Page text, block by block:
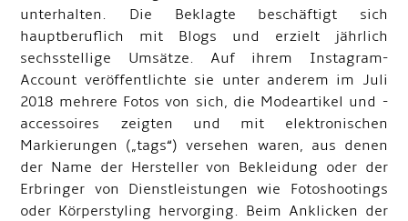
unterhalten. Die Beklagte beschäftigt sich
hauptberuflich mit Blogs und erzielt jährlich
sechsstellige Umsätze. Auf ihrem Instagram-
Account veröffentlichte sie unter anderem im Juli
2018 mehrere Fotos von sich, die Modeartikel und -
accessoires zeigten und mit elektronischen
Markierungen („tags“) versehen waren, aus denen
der Name der Hersteller von Bekleidung oder der
Erbringer von Dienstleistungen wie Fotoshootings
oder Körperstyling hervorging. Beim Anklicken der